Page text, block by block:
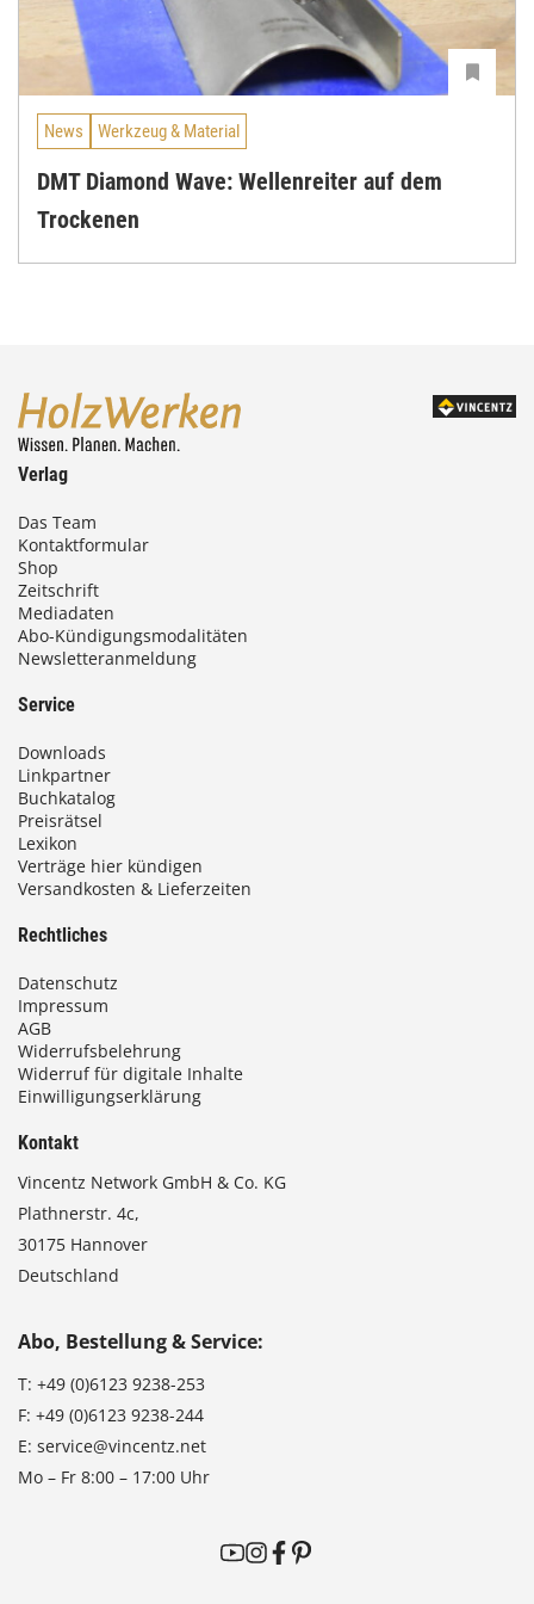
News Werkzeug & Material
DMT Diamond Wave: Wellenreiter auf dem
Trockenen
Verlag
Das Team
Kontaktformular
Shop
Zeitschrift
Mediadaten
Abo-Kündigungsmodalitäten
Newsletteranmeldung
Service
Downloads
Linkpartner
Buchkatalog
Preisrätsel
Lexikon
Verträge hier kündigen
Versandkosten & Lieferzeiten
Rechtliches
Datenschutz
Impressum
AGB
Widerrufsbelehrung
Widerruf für digitale Inhalte
Einwilligungserklärung
Kontakt
Vincentz Network GmbH & Co. KG
Plathnerstr. 4c,
30175 Hannover
Deutschland
Abo, Bestellung & Service:
T: +49 (0)6123 9238-253
F: +49 (0)6123 9238-244
E: service@vincentz.net
Mo – Fr 8:00 – 17:00 Uhr